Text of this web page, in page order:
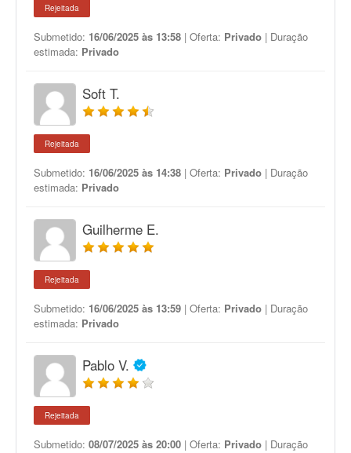
Rejeitada
Submetido: 16/06/2025 às 13:58 | Oferta: Privado | Duração
estimada: Privado
Soft T.
Rejeitada
Submetido: 16/06/2025 às 14:38 | Oferta: Privado | Duração
estimada: Privado
Guilherme E.
Rejeitada
Submetido: 16/06/2025 às 13:59 | Oferta: Privado | Duração
estimada: Privado
Pablo V.
Rejeitada
Submetido: 08/07/2025 às 20:00 | Oferta: Privado | Duração